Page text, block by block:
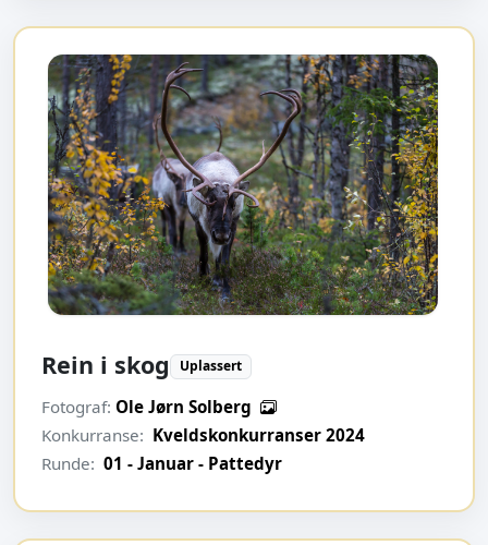
Rein i skog Uplassert
Fotograf: Ole Jørn Solberg
Konkurranse: Kveldskonkurranser 2024
Runde: 01 - Januar - Pattedyr